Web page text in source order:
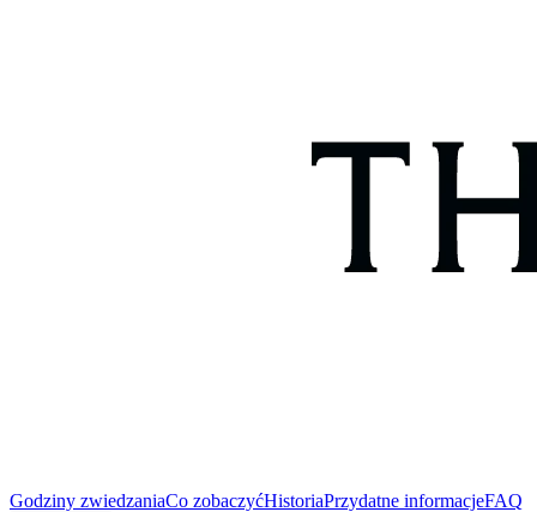
Godziny zwiedzaniaCo zobaczyćHistoriaPrzydatne informacjeFAQ